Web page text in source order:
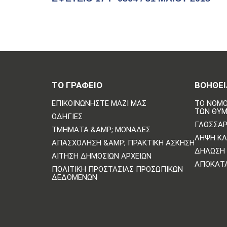
ΤΟ ΓΡΑΦΕΙΟ
ΕΠΙΚΟΙΝΩΝΗΣΤΕ ΜΑΖΙ ΜΑΣ
ΟΔΗΓΊΕΣ
ΤΜΉΜΑΤΑ &AMP; ΜΟΝΆΔΕΣ
ΑΠΑΣΧΌΛΗΣΗ &AMP; ΠΡΑΚΤΙΚΉ ΆΣΚΗΣΗ
ΑΊΤΗΣΗ ΔΗΜΌΣΙΩΝ ΑΡΧΕΊΩΝ
ΠΟΛΙΤΙΚΗ ΠΡΟΣΤΑΣΙΑΣ ΠΡΟΣΩΠΙΚΩΝ
ΔΕΔΟΜΕΝΩΝ
ΤΟ
ΤΩΝ
ΛΉΨΗ
ΔΉΛΩΣΗ